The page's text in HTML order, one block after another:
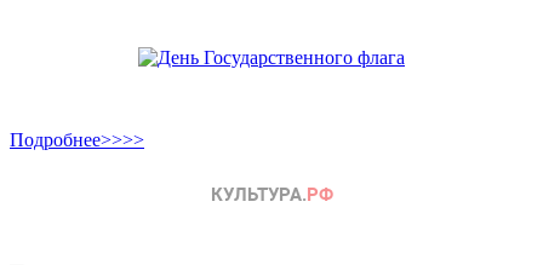
Подробнее>>>>